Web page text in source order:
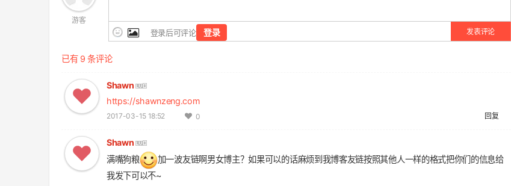
游客
登录后可评论 登录 发表评论
已有 9 条评论
Shawn
https://shawnzeng.com
2017-03-15 18:52 回复
0
Shawn
满嘴狗粮
加一波友链啊男女博主？如果可以的话麻烦到我博客友链按照其他人一样的格式把你们的信息给
我发下可以不~